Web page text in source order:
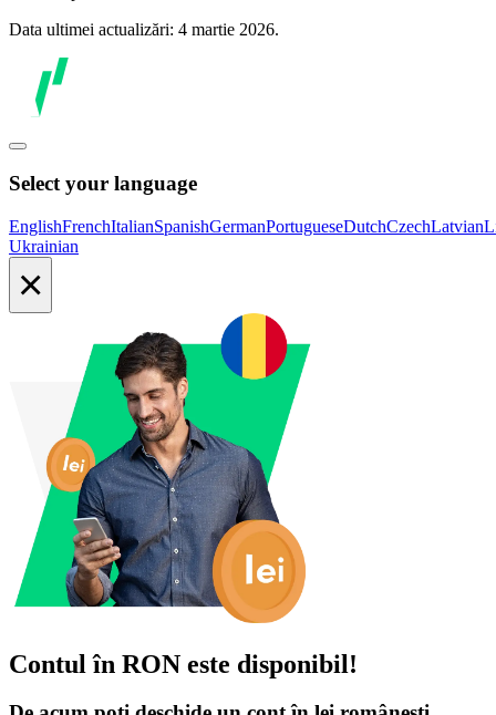
Data ultimei actualizări: 4 martie 2026.
Select your language
EnglishFrenchItalianSpanishGermanPortugueseDutchCzechLatvian
Ukrainian
×
Contul în RON este disponibil!